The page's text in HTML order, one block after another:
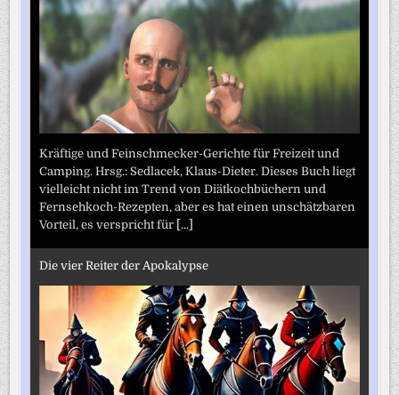
Kräftige und Feinschmecker-Gerichte für Freizeit und
Camping. Hrsg.: Sedlacek, Klaus-Dieter. Dieses Buch liegt
vielleicht nicht im Trend von Diätkochbüchern und
Fernsehkoch-Rezepten, aber es hat einen unschätzbaren
Vorteil, es verspricht für [...]
Die vier Reiter der Apokalypse